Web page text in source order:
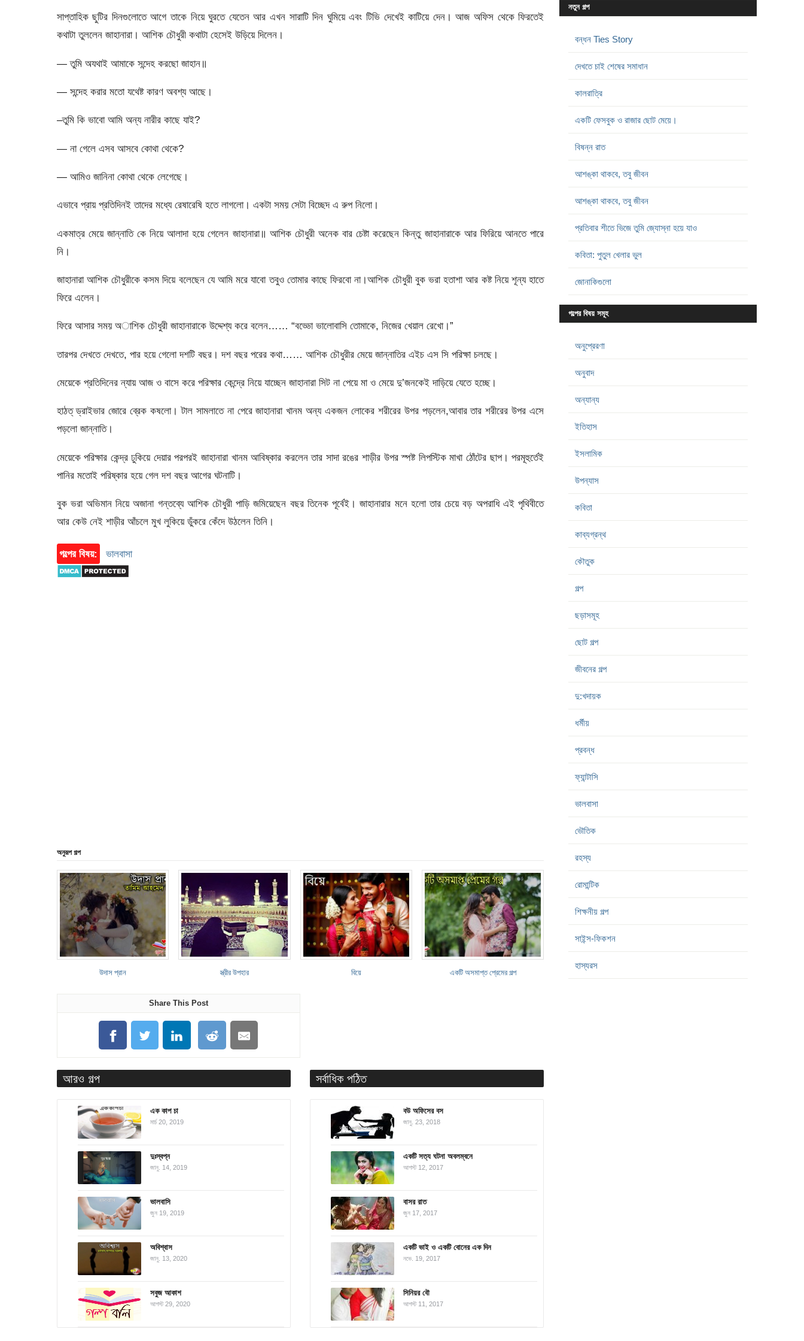
সাপ্তাহিক ছুটির দিনগুলোতে আগে তাকে নিয়ে ঘুরতে যেতেন আর এখন সারাটি দিন ঘুমিয়ে এবং টিভি দেখেই কাটিয়ে দেন। আজ অফিস থেকে ফিরতেই
কথাটা তুললেন জাহানারা। আশিক চৌধুরী কথাটা হেসেই উড়িয়ে দিলেন।
— তুমি অযথাই আমাকে সন্দেহ করছো জাহান॥
— সন্দেহ করার মতো যথেষ্ট কারণ অবশ্য আছে।
–তুমি কি ভাবো আমি অন্য নারীর কাছে যাই?
— না গেলে এসব আসবে কোথা থেকে?
— আমিও জানিনা কোথা থেকে লেগেছে।
এভাবে প্রায় প্রতিদিনই তাদের মধ্যে রেষারেষি হতে লাগলো। একটা সময় সেটা বিচ্ছেদ এ রুপ নিলো।
একমাত্র মেয়ে জান্নাতি কে নিয়ে আলাদা হয়ে গেলেন জাহানারা॥ আশিক চৌধুরী অনেক বার চেষ্টা করেছেন কিন্তু জাহানারাকে আর ফিরিয়ে আনতে পারে
নি।
জাহানারা আশিক চৌধুরীকে কসম দিয়ে বলেছেন যে আমি মরে যাবো তবুও তোমার কাছে ফিরবো না।আশিক চৌধুরী বুক ভরা হতাশা আর কষ্ট নিয়ে শূন্য হাতে
ফিরে এলেন।
ফিরে আসার সময় অাশিক চৌধুরী জাহানারাকে উদ্দেশ্য করে বলেন…… “বড্ডো ভালোবাসি তোমাকে, নিজের খেয়াল রেখো।”
তারপর দেখতে দেখতে, পার হয়ে গেলো দশটি বছর। দশ বছর পরের কথা…… আশিক চৌধুরীর মেয়ে জান্নাতির এইচ এস সি পরিক্ষা চলছে।
মেয়েকে প্রতিদিনের ন্যায় আজ ও বাসে করে পরিক্ষার কেন্দ্রে নিয়ে যাচ্ছেন জাহানারা সিট না পেয়ে মা ও মেয়ে দু’জনকেই দাড়িয়ে যেতে হচ্ছে।
হাঠত্ ড্রাইভার জোরে ব্রেক কষলো। টাল সামলাতে না পেরে জাহানারা খানম অন্য একজন লোকের শরীরের উপর পড়লেন,আবার তার শরীরের উপর এসে
পড়লো জান্নাতি।
মেয়েকে পরিক্ষার কেন্দ্র ঢুকিয়ে দেয়ার পরপরই জাহানারা খানম আবিষ্কার করলেন তার সাদা রঙের শাড়ীর উপর স্পষ্ট লিপস্টিক মাখা ঠোঁটের ছাপ। পরমূহুর্তেই
পানির মতোই পরিষ্কার হয়ে গেল দশ বছর আগের ঘটনাটি।
বুক ভরা অভিমান নিয়ে অজানা গন্তব্যে আশিক চৌধুরী পাড়ি জমিয়েছেন বছর তিনেক পূর্বেই। জাহানারার মনে হলো তার চেয়ে বড় অপরাধি এই পৃথিবীতে
আর কেউ নেই শাড়ীর আঁচলে মুখ লুকিয়ে ডুঁকরে কেঁদে উঠলেন তিনি।
গল্পের বিষয়: ভালবাসা
অনুরূপ গল্প
উদাস প্রান স্ত্রীর উপহার বিয়ে একটি অসমাপ্ত প্রেমের গল্প
Share This Post
আরও গল্প
এক কাপ চা
মার্চ 20, 2019
দুঃস্বপ্ন
জানু. 14, 2019
ভালবাসি
জুন 19, 2019
অবিশ্বাস
জানু. 13, 2020
সবুজ আকাশ
আগস্ট 29, 2020
সর্বাধিক পঠিত
বউ অফিসের বস
জানু. 23, 2018
একটি সত্য ঘটনা অবলম্বনে
আগস্ট 12, 2017
বাসর রাত
জুন 17, 2017
একটি ভাই ও একটি বোনের এক দিন
নভে. 19, 2017
সিনিয়র বৌ
আগস্ট 11, 2017
নতুন গল্প
বন্ধন Ties Story
দেখতে চাই শেষের সমাধান
কালরাত্রি
একটি ফেসবুক ও রাজার ছোট মেয়ে।
বিষন্ন রাত
আশঙ্কা থাকবে, তবু জীবন
আশঙ্কা থাকবে, তবু জীবন
প্রতিবার শীতে ভিজে তুমি জ্যোস্না হয়ে যাও
কবিতা: পুতুল খেলার ভুল
জোনাকিগুলো
গল্পের বিষয় সমূহ
অনুপ্রেরণা
অনুবাদ
অন্যান্য
ইতিহাস
ইসলামিক
উপন্যাস
কবিতা
কাব্যগ্রন্থ
কৌতুক
গল্প
ছড়াসমূহ
ছোট গল্প
জীবনের গল্প
দু:খদায়ক
ধর্মীয়
প্রবন্ধ
ফ্যান্টাসি
ভালবাসা
ভৌতিক
রহস্য
রোমান্টিক
শিক্ষনীয় গল্প
সাইন্স-ফিকশন
হাস্যরস